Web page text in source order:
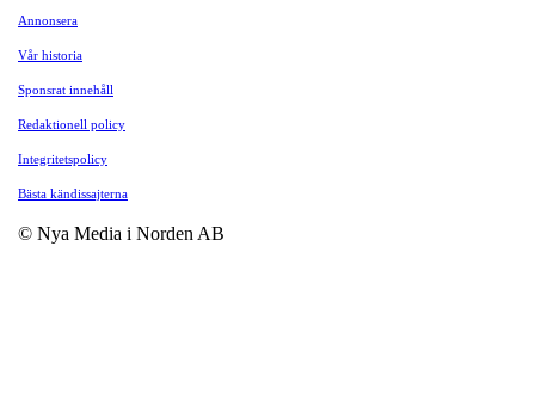
Annonsera
Vår historia
Sponsrat innehåll
Redaktionell policy
Integritetspolicy
Bästa kändissajterna
© Nya Media i Norden AB